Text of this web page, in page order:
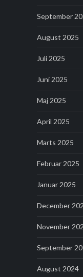
September
August 2025
Juli 2025
Juni 2025
Maj 2025
April 2025
Marts 2025
Februar 2025
Januar 2025
December
November
September
August 2024